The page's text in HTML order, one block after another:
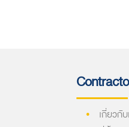
เกี่ยวกับ